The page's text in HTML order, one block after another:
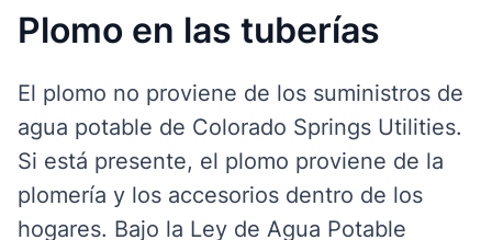
Plomo en las tuberías
El plomo no proviene de los suministros de
agua potable de Colorado Springs Utilities.
Si está presente, el plomo proviene de la
plomería y los accesorios dentro de los
hogares. Bajo la Ley de Agua Potable